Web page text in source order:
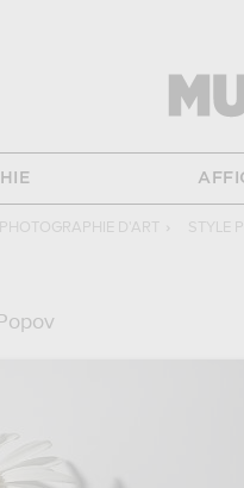
PHOTOGRAPHIE D'ART › STYLE